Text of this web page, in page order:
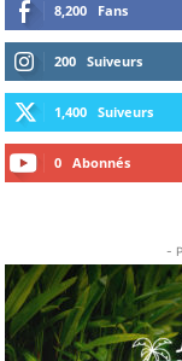
8,200 Fans
200 Suiveurs
1,400 Suiveurs
0 Abonnés
-